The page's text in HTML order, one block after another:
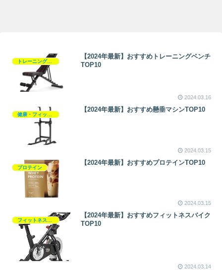
トレーニングベンチ
【2024年最新】おすすめトレーニングベンチ
TOP10
2024.03.16
【2024年最新】おすすめ懸垂マシンTOP10
2024.03.15
プロテイン
【2024年最新】おすすめプロテインTOP10
2024.03.15
フィットネスバイク
【2024年最新】おすすめフィットネスバイク
TOP10
2024.03.14